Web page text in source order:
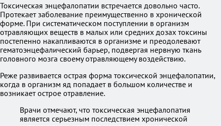
Токсическая энцефалопатии встречается довольно часто.
Протекает заболевание преимущественно в хронической
форме. При систематическом поступлении в организм
отравляющих веществ в малых или средних дозах токсины
постепенно накапливаются в организме и преодолевают
гематоэнцефалический барьер, подвергая нервную ткань
головного мозга своему отравляющему воздействию.
Реже развивается острая форма токсической энцефалопатии,
когда в организм яд попадает в большом количестве и
возникает острое отравление.
Врачи отмечают, что токсическая энцефалопатия
является серьезным последствием хронической